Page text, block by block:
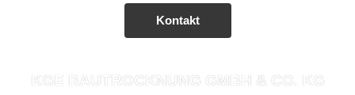
Kontakt
KGE BAUTROCKNUNG GMBH & CO. KG